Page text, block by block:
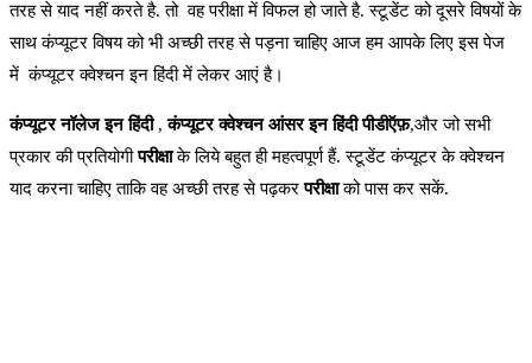
तरह से याद नहीं करते है. तो वह परीक्षा में विफल हो जाते है. स्टूडेंट को दूसरे विषयों के
साथ कंप्यूटर विषय को भी अच्छी तरह से पड़ना चाहिए आज हम आपके लिए इस पेज
में कंप्यूटर क्वेश्चन इन हिंदी में लेकर आएं है।
कंप्यूटर नॉलेज इन हिंदी,कंप्यूटर क्वेश्चन आंसर इन हिंदी पीडीऍफ़,और जो सभी
प्रकार की प्रतियोगीपरीक्षाके लिये बहुत ही महत्वपूर्ण हैं. स्टूडेंट कंप्यूटर के क्वेश्चन
याद करना चाहिए ताकि वह अच्छी तरह से पढ़करपरीक्षाको पास कर सकें.